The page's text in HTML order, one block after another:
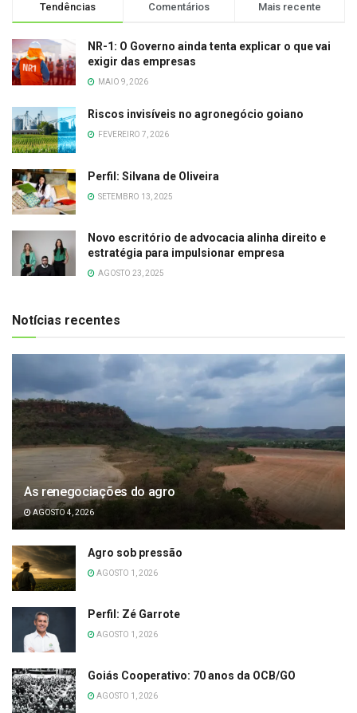
Tendências Comentários Mais recente
NR-1: O Governo ainda tenta explicar o que vai
exigir das empresas
MAIO 9, 2026
Riscos invisíveis no agronegócio goiano
FEVEREIRO 7, 2026
Perfil: Silvana de Oliveira
SETEMBRO 13, 2025
Novo escritório de advocacia alinha direito e
estratégia para impulsionar empresa
AGOSTO 23, 2025
Notícias recentes
As renegociações do agro
AGOSTO 4, 2026
Agro sob pressão
AGOSTO 1, 2026
Perfil: Zé Garrote
AGOSTO 1, 2026
Goiás Cooperativo: 70 anos da OCB/GO
AGOSTO 1, 2026